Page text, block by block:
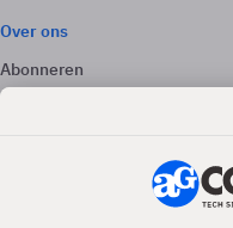
Over ons
Abonneren
Adverteren